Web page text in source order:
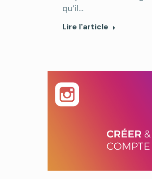
qu’il…
Lire l'article